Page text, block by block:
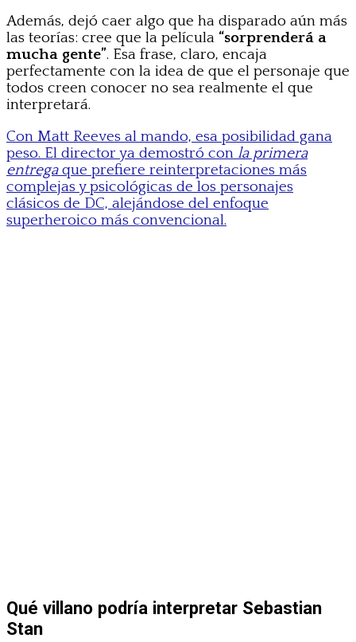
Además, dejó caer algo que ha disparado aún más
las teorías: cree que la película “sorprenderá a
mucha gente”. Esa frase, claro, encaja
perfectamente con la idea de que el personaje que
todos creen conocer no sea realmente el que
interpretará.
Con Matt Reeves al mando, esa posibilidad gana
peso. El director ya demostró con la primera
entregaque prefiere reinterpretaciones más
complejas y psicológicas de los personajes
clásicos de DC, alejándose del enfoque
superheroico más convencional.
Qué villano podría interpretar Sebastian
Stan